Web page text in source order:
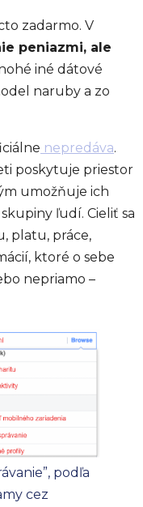
zadarmo. V
peniazmi, ale
iné dátové
naruby a zo
nepredáva.
poskytuje priestor
umožňuje ich
ľudí. Cieliť sa
platu, práce,
ktoré o sebe
nepriamo –
podľa
cez